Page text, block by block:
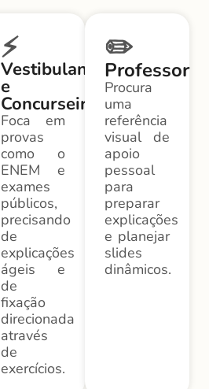
⚡
Vestibulando
e
Concurseiro
Foca em
provas
como o
ENEM e
exames
públicos,
precisando
de
explicações
ágeis e
de
fixação
direcionada
através
de
exercícios.
✏️
Professor
Procura
uma
referência
visual de
apoio
pessoal
para
preparar
explicações
e planejar
slides
dinâmicos.